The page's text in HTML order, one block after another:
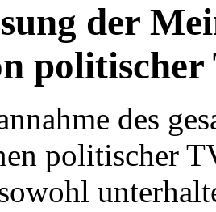
der
politischer
des
politischer